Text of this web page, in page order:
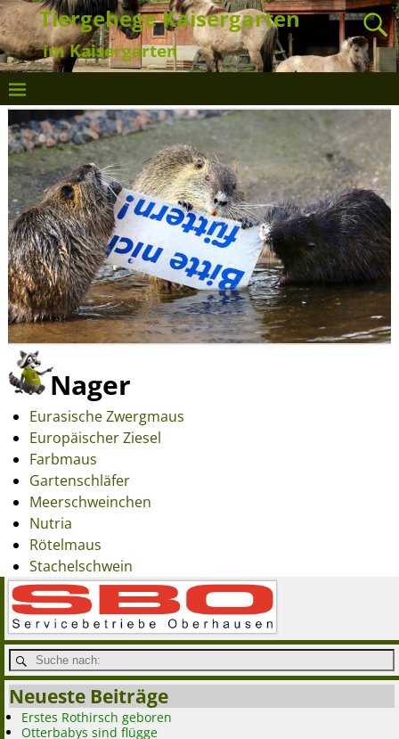
Tiergehege Kaisergarten
im Kaisergarten
Nager
Eurasische Zwergmaus
Europäischer Ziesel
Farbmaus
Gartenschläfer
Meerschweinchen
Nutria
Rötelmaus
Stachelschwein
Neueste Beiträge
Erstes Rothirsch geboren
Otterbabys sind flügge